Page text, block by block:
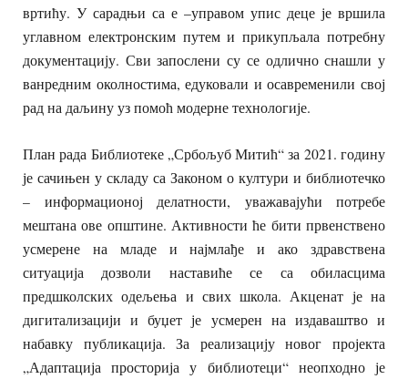
вртићу. У сарадњи са е –управом упис деце је вршила
углавном електронским путем и прикупљала потребну
документацију. Сви запослени су се одлично снашли у
ванредним околностима, едуковали и осавременили свој
рад на даљину уз помоћ модерне технологије.
План рада Библиотеке „Србољуб Митић“ за 2021. годину
је сачињен у складу са Законом о култури и библиотечко
– информационој делатности, уважавајући потребе
мештана ове општине. Активности ће бити првенствено
усмерене на младе и најмлађе и ако здравствена
ситуација дозволи наставиће се са обиласцима
предшколских одељења и свих школа. Акценат је на
дигитализацији и буџет је усмерен на издаваштво и
набавку публикација. За реализацију новог пројекта
„Адаптација просторија у библиотеци“ неопходно је